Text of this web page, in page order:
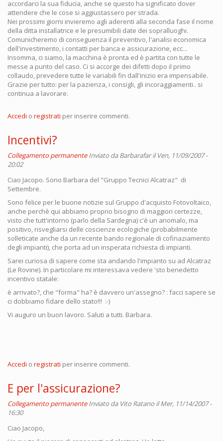
accordarci la sua fiducia, anche se questo ha significato dover
attendere che le cose si aggiustassero per strada.
Nei prossimi giorni invieremo agli aderenti alla seconda fase il nome
della ditta installatrice e le presumibili date dei sopralluoghi.
Comunicheremo di conseguenza il preventivo, l'analisi economica
dell'investimento, i contatti per banca e assicurazione, ecc...
Insomma, ci siamo, la macchina è pronta ed è partita con tutte le
messe a punto del caso. Ci si accorge dei difetti dopo il primo
collaudo, prevedere tutte le variabili fin dall'inizio era impensabile.
Grazie per tutto: per la pazienza, i consigli, gli incoraggiamenti.. si
continua a lavorare.
Accedi o registrati per inserire commenti.
Incentivi?
Collegamento permanente Inviato daBarbarafaril Ven, 11/09/2007 -
20:02
Ciao Jacopo. Sono Barbara del "Gruppo Tecnici Alcatraz" di
Settembre.
Sono felice per le buone notizie sul Gruppo d'acquisto Fotovoltaico,
anche perchè qui abbiamo proprio bisogno di maggiori certezze,
visto che tutt'intorno (parlo della Sardegna) c'è un anomalo, ma
positivo, risvegliarsi delle coscienze ecologiche (probabilmente
solleticate anche da un recente bando regionale di cofinaziamento
degli impianti), che porta ad un insperata richiesta di impianti.
Sarei curiosa di sapere come sta andando l'impianto su ad Alcatraz
(Le Rovine). In particolare mi interessava vedere 'sto benedetto
incentivo statale:
è arrivato?, che "forma" ha? è davvero un'assegno? : facci sapere se
ci dobbiamo fidare dello stato!!! :-)
Vi auguro un buon lavoro. Saluti a tutti. Barbara.
Accedi o registrati per inserire commenti.
E per l'assicurazione?
Collegamento permanente Inviato da Vito Ratano il Mer, 11/14/2007 -
16:30
Ciao Jacopo,